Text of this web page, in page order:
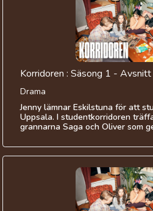
Korridoren : Säsong 1 -
Drama
Jenny lämnar Eskilstuna för att
Uppsala. I studentkorridoren
grannarna Saga och Oliver som